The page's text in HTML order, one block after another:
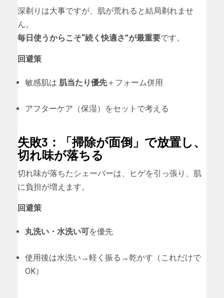
深剃りは大事ですが、肌が荒れると結局剃れませ
ん。
毎日使うからこそ“続く快適さ”が最重要です。
回避策
敏感肌は 肌当たり優先＋フォーム併用
アフターケア（保湿）をセットで考える
失敗3：「掃除が面倒」で放置し、
切れ味が落ちる
切れ味が落ちたシェーバーは、ヒゲを引っ張り、肌
に負担が増えます。
回避策
丸洗い・水洗い可を優先
使用後は水洗い→軽く振る→乾かす（これだけで
OK）